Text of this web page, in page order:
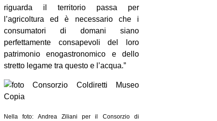
riguarda il territorio passa per
l’agricoltura ed è necessario che i
consumatori di domani siano
perfettamente consapevoli del loro
patrimonio enogastronomico e dello
stretto legame tra questo e l’acqua.”
Nella foto: Andrea Ziliani per il Consorzio di